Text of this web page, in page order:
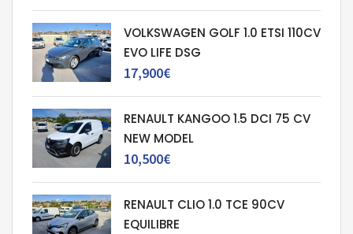
VOLKSWAGEN GOLF 1.0 ETSI 110CV
EVO LIFE DSG
17,900€
RENAULT KANGOO 1.5 DCI 75 CV
NEW MODEL
10,500€
RENAULT CLIO 1.0 TCE 90CV
EQUILIBRE